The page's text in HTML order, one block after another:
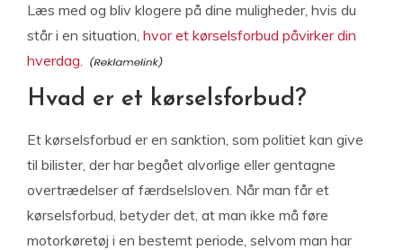
Læs med og bliv klogere på dine muligheder, hvis du
står i en situation, hvor et kørselsforbud påvirker din
hverdag.
Hvad er et kørselsforbud?
Et kørselsforbud er en sanktion, som politiet kan give
til bilister, der har begået alvorlige eller gentagne
overtrædelser af færdselsloven. Når man får et
kørselsforbud, betyder det, at man ikke må føre
motorkøretøj i en bestemt periode, selvom man har